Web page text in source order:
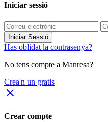
Iniciar sessió
Iniciar Sessió
Has oblidat la contrasenya?
No tens compte a Manresa?
Crea'n un gratis
close
Crear compte